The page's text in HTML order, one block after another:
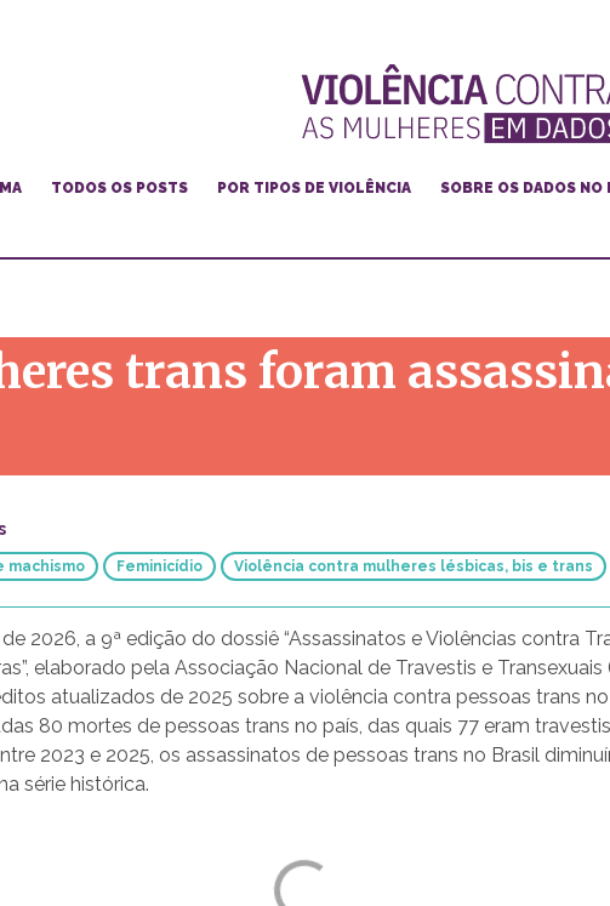
TODOS OS POSTS POR TIPOS DE VIOLÊNCIA
Violência contra mulheres lésbicas, bis e trans
Todas as violências
SOBRE OS DADOS NO
trans foram
machismo Feminicídio Violência contra mulheres lésbicas, bis e trans
2026, a 9ª edição do dossiê “Assassinatos e Violências contra
elaborado pela Associação Nacional de Travestis e Transexuais
atualizados de 2025 sobre a violência contra pessoas trans
80 mortes de pessoas trans no país, das quais 77 eram
2023 e 2025, os assassinatos de pessoas trans no Brasil
série histórica.